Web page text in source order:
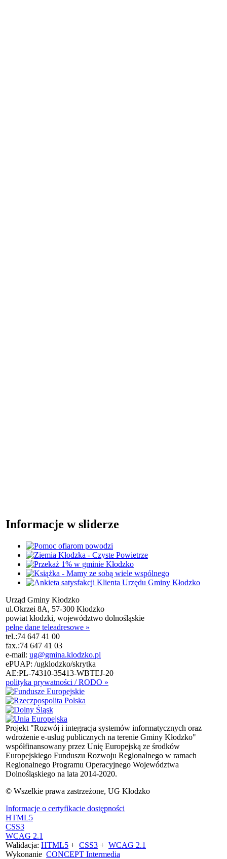
Informacje w sliderze
Urząd Gminy Kłodzko
ul.Okrzei 8A, 57-300 Kłodzko
powiat kłodzki, województwo dolnośląskie
pełne dane teleadresowe »
tel.:74 647 41 00
fax.:74 647 41 03
e-mail: ug@gmina.klodzko.pl
ePUAP: /ugklodzko/skrytka
AE:PL-74310-35413-WBTEJ-20
polityka prywatności / RODO »
Projekt "Rozwój i integracja systemów informatycznych oraz
wdrożenie e-usług publicznych na terenie Gminy Kłodzko"
współfinansowany przez Unię Europejską ze środków
Europejskiego Funduszu Rozwoju Regionalnego w ramach
Regionalnego Programu Operacyjnego Województwa
Dolnośląskiego na lata 2014-2020.
© Wszelkie prawa zastrzeżone, UG Kłodzko
Informacje o certyfikacie dostępności
HTML5
CSS3
WCAG 2.1
Walidacja: HTML5 + CSS3 + WCAG 2.1
Wykonanie CONCEPT Intermedia